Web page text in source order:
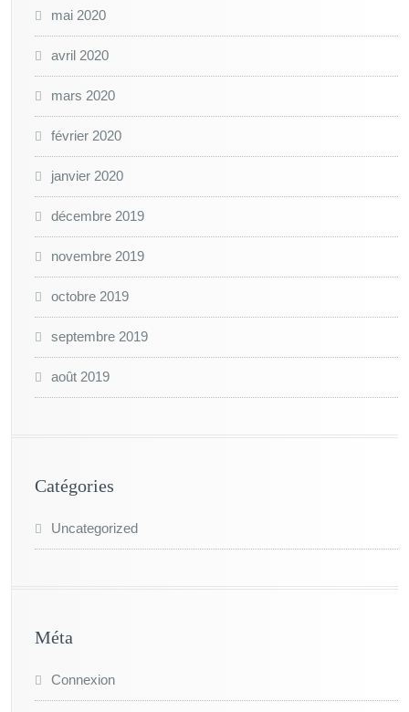
mai 2020
avril 2020
mars 2020
février 2020
janvier 2020
décembre 2019
novembre 2019
octobre 2019
septembre 2019
août 2019
Catégories
Uncategorized
Méta
Connexion